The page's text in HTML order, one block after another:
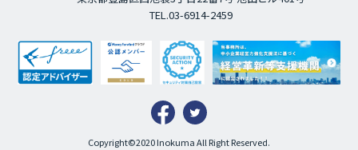
TEL.03-6914-2459
Copyright©2020 Inokuma All Right Reserved.